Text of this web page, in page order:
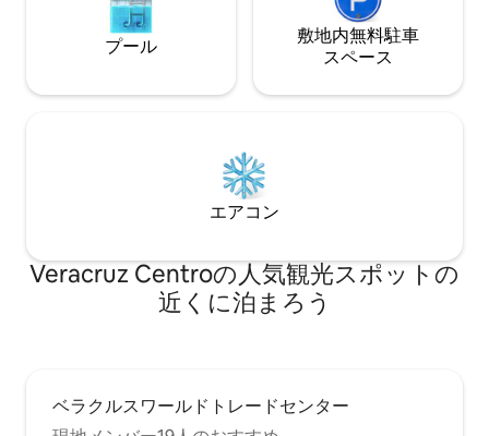
プール
敷地内無料駐⁠車
ス⁠ペ⁠ー⁠ス
エアコン
Veracruz Centroの人気観光スポットの
近くに泊まろう
ベラクルスワールドトレードセンター